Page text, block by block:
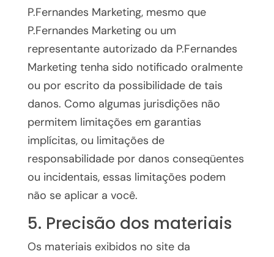
P.Fernandes Marketing, mesmo que
P.Fernandes Marketing ou um
representante autorizado da P.Fernandes
Marketing tenha sido notificado oralmente
ou por escrito da possibilidade de tais
danos. Como algumas jurisdições não
permitem limitações em garantias
implícitas, ou limitações de
responsabilidade por danos conseqüentes
ou incidentais, essas limitações podem
não se aplicar a você.
5. Precisão dos materiais
Os materiais exibidos no site da